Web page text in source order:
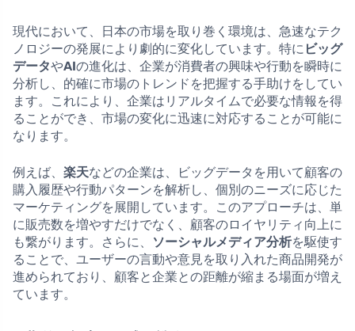
現代において、日本の市場を取り巻く環境は、急速なテク
ノロジーの発展により劇的に変化しています。特に ビッグ
データやAIの進化は、企業が消費者の興味や行動を瞬時に
分析し、的確に市場のトレンドを把握する手助けをしてい
ます。これにより、企業はリアルタイムで必要な情報を得
ることができ、市場の変化に迅速に対応することが可能に
なります。
例えば、 楽天などの企業は、ビッグデータを用いて顧客の
購入履歴や行動パターンを解析し、個別のニーズに応じた
マーケティングを展開しています。このアプローチは、単
に販売数を増やすだけでなく、顧客のロイヤリティ向上に
も繋がります。さらに、
ソーシャルメディア分析を駆使す
ることで、ユーザーの言動や意見を取り入れた商品開発が
進められており、顧客と企業との距離が縮まる場面が増え
ています。